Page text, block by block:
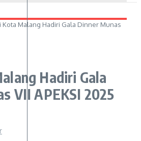
Kota Malang Hadiri Gala Dinner Munas
Hadiri Gala
VII APEKSI 2025